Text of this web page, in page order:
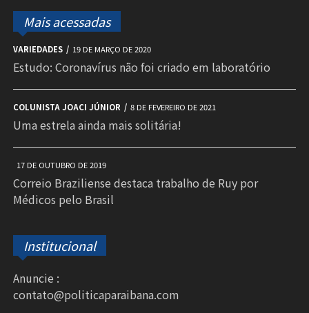
Mais acessadas
VARIEDADES 19 DE MARÇO DE 2020
Estudo: Coronavírus não foi criado em laboratório
COLUNISTA JOACI JÚNIOR 8 DE FEVEREIRO DE 2021
Uma estrela ainda mais solitária!
17 DE OUTUBRO DE 2019
Correio Braziliense destaca trabalho de Ruy por
Médicos pelo Brasil
Institucional
Anuncie :
contato@politicaparaibana.com